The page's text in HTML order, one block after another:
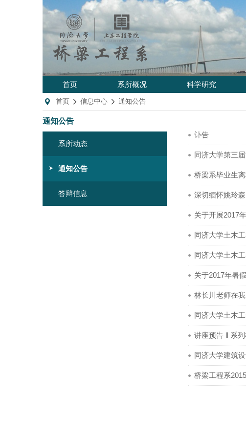
首页 系所概况 科学研究
首页 信息中心 通知公告
通知公告
系所动态
通知公告
答辩信息
讣告
同济大学第三
桥梁系毕业生
深切缅怀姚玲
关于开展2017
同济大学土木
同济大学土木
关于2017年暑
林长川老师在
同济大学土木
讲座预告 ‖ 系
同济大学建筑
桥梁工程系